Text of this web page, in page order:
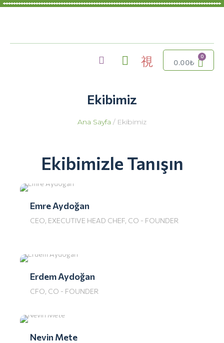
0.00₺
Ekibimiz
Ana Sayfa / Ekibimiz
Ekibimizle Tanışın
Emre Aydoğan
CEO, EXECUTIVE HEAD CHEF, CO - FOUNDER
Erdem Aydoğan
CFO, CO - FOUNDER
Nevin Mete